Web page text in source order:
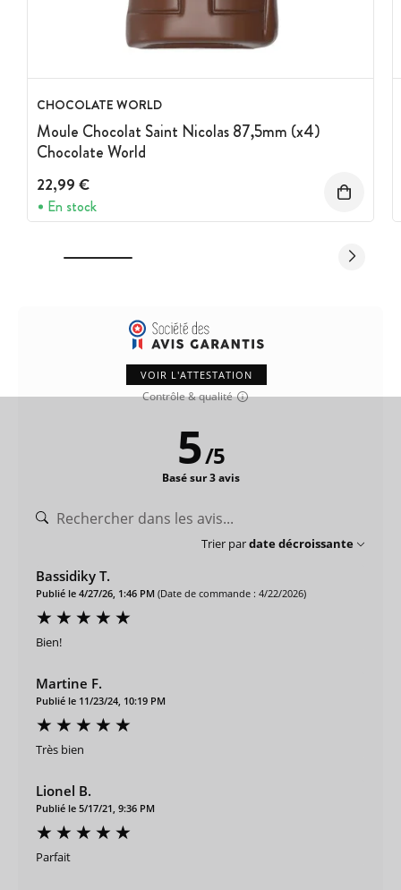
CHOCOLATE WORLD
Moule Chocolat Saint Nicolas 87,5mm (x4)
Chocolate World
22,99 €
En stock
VOIR L'ATTESTATION
Contrôle & qualité
5/5
Basé sur 3 avis
Trier pardate décroissante
Bassidiky T.
Publié le 4/27/26, 1:46 PM (Date de commande : 4/22/2026)
Bien!
Martine F.
Publié le 11/23/24, 10:19 PM
Très bien
Lionel B.
Publié le 5/17/21, 9:36 PM
Parfait